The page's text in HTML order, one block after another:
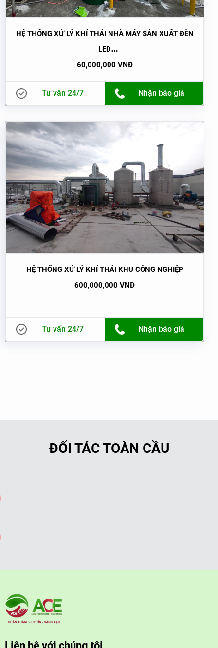
HỆ THỐNG XỬ LÝ KHÍ THẢI NHÀ MÁY SẢN XUẤT ĐÈN
LED
60,000,000 VNĐ
Tư vấn 24/7 Nhận báo giá
HỆ THỐNG XỬ LÝ KHÍ THẢI KHU CÔNG NGHIỆP
600,000,000 VNĐ
Tư vấn 24/7 Nhận báo giá
ĐỐI TÁC TOÀN CẦU
Liên hệ với chúng tôi